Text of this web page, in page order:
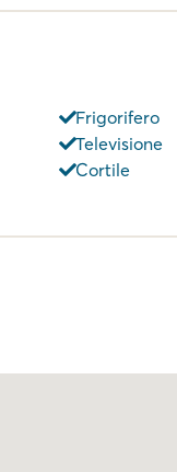
Frigorifero
Televisione
Cortile